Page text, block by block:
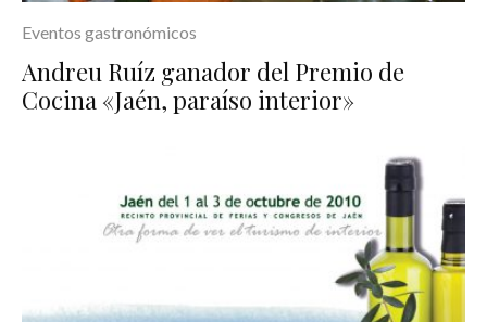
Eventos gastronómicos
Andreu Ruíz ganador del Premio de
Cocina «Jaén, paraíso interior»